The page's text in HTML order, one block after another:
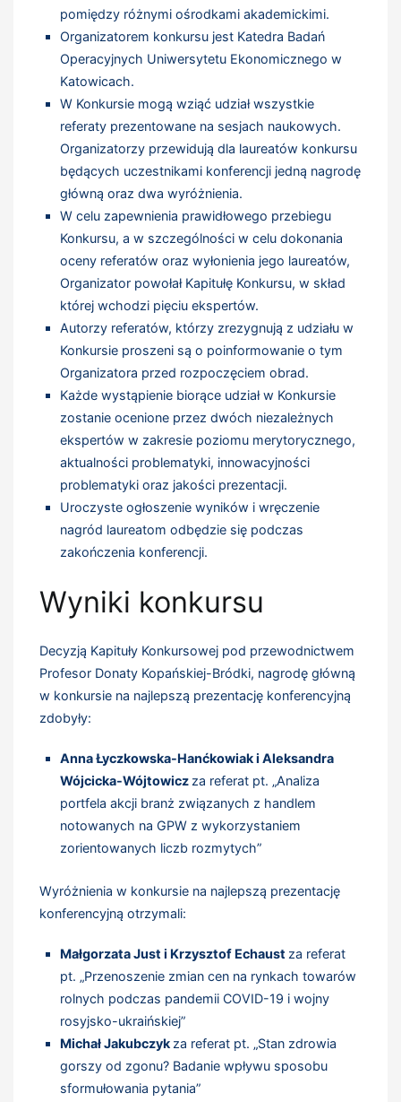
pomiędzy różnymi ośrodkami akademickimi.
Organizatorem konkursu jest Katedra Badań
Operacyjnych Uniwersytetu Ekonomicznego w
Katowicach.
W Konkursie mogą wziąć udział wszystkie
referaty prezentowane na sesjach naukowych.
Organizatorzy przewidują dla laureatów konkursu
będących uczestnikami konferencji jedną nagrodę
główną oraz dwa wyróżnienia.
W celu zapewnienia prawidłowego przebiegu
Konkursu, a w szczególności w celu dokonania
oceny referatów oraz wyłonienia jego laureatów,
Organizator powołał Kapitułę Konkursu, w skład
której wchodzi pięciu ekspertów.
Autorzy referatów, którzy zrezygnują z udziału w
Konkursie proszeni są o poinformowanie o tym
Organizatora przed rozpoczęciem obrad.
Każde wystąpienie biorące udział w Konkursie
zostanie ocenione przez dwóch niezależnych
ekspertów w zakresie poziomu merytorycznego,
aktualności problematyki, innowacyjności
problematyki oraz jakości prezentacji.
Uroczyste ogłoszenie wyników i wręczenie
nagród laureatom odbędzie się podczas
zakończenia konferencji.
Wyniki konkursu
Decyzją Kapituły Konkursowej pod przewodnictwem
Profesor Donaty Kopańskiej-Bródki, nagrodę główną
w konkursie na najlepszą prezentację konferencyjną
zdobyły:
Anna Łyczkowska-Hanćkowiak i Aleksandra
Wójcicka-Wójtowicz za referat pt. „Analiza
portfela akcji branż związanych z handlem
notowanych na GPW z wykorzystaniem
zorientowanych liczb rozmytych”
Wyróżnienia w konkursie na najlepszą prezentację
konferencyjną otrzymali:
Małgorzata Just i Krzysztof Echaust za referat
pt. „Przenoszenie zmian cen na rynkach towarów
rolnych podczas pandemii COVID-19 i wojny
rosyjsko-ukraińskiej”
Michał Jakubczyk za referat pt. „Stan zdrowia
gorszy od zgonu? Badanie wpływu sposobu
sformułowania pytania”